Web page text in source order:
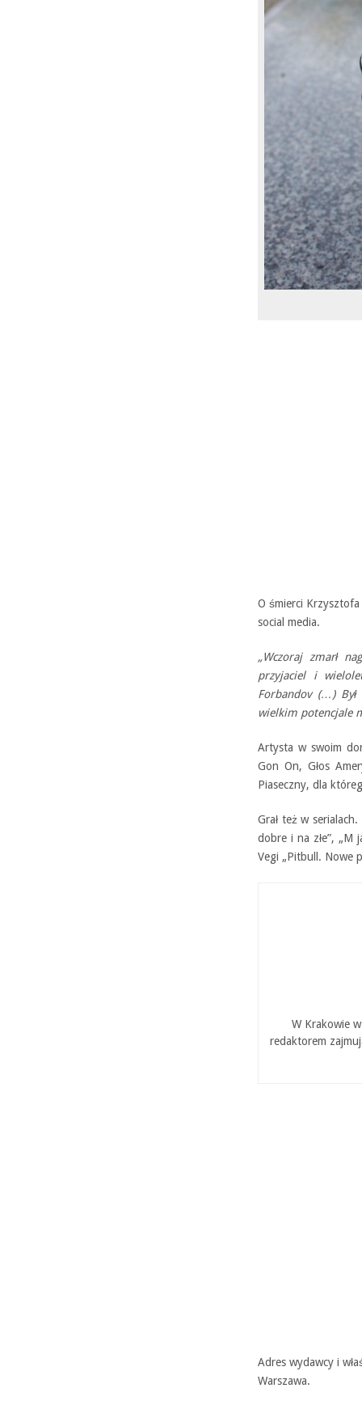
O śmierci Krzysztofa
social media.
„Wczoraj zmarł
przyjaciel i
Forbandov (…) Był
wielkim potencjale
Artysta w swoim
Gon On, Głos
Piaseczny, dla
Grał też w
dobre i na złe”, „M
Vegi „Pitbull. Nowe
W Krakowie
redaktorem
Adres wydawcy i
Warszawa.